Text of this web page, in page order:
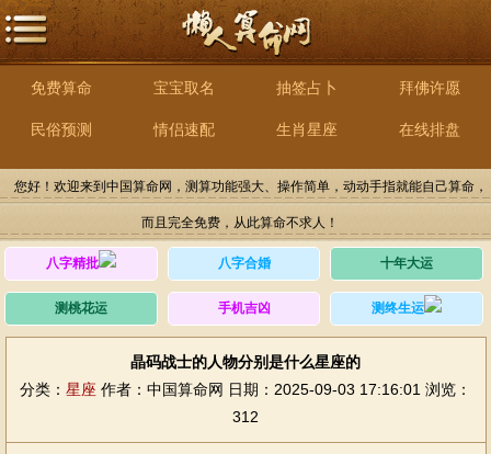
免费算命 宝宝取名 抽签占卜 拜佛许愿
民俗预测 情侣速配 生肖星座 在线排盘
您好！欢迎来到中国算命网，测算功能强大、操作简单，动动手指就能自己算命，
而且完全免费，从此算命不求人！
八字精批 八字合婚 十年大运
测桃花运 手机吉凶 测终生运
晶码战士的人物分别是什么星座的
分类： 星座 作者：中国算命网 日期：2025-09-03 17:16:01 浏览：
312